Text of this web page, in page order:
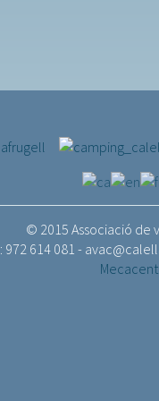
© 2015 Associació de
972 614 081 -